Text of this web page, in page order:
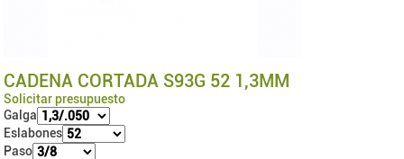
CADENA CORTADA S93G 52 1,3MM
Solicitar presupuesto
Galga
Eslabones
Paso